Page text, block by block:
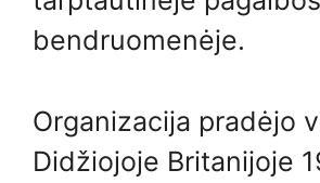
bendruomenėje.
Organizacija pradėjo
Didžiojoje Britanijoje